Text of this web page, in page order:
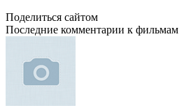
Поделиться сайтом
Последние комментарии к фильмам